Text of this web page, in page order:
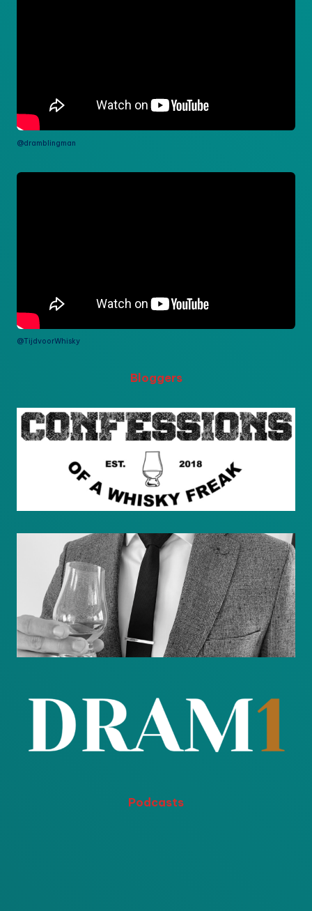
@dramblingman
@TijdvoorWhisky
Bloggers
Podcasts